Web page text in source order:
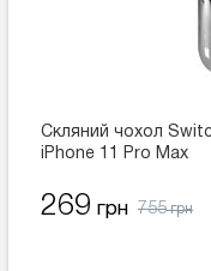
Скляний чохол
iPhone 11 Pro Max
269 грн 755грн